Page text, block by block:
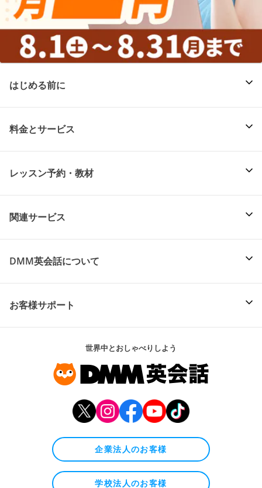
はじめる前に
料金とサービス
レッスン予約・教材
関連サービス
DMM英会話について
お客様サポート
世界中とおしゃべりしよう
企業法人のお客様
学校法人のお客様